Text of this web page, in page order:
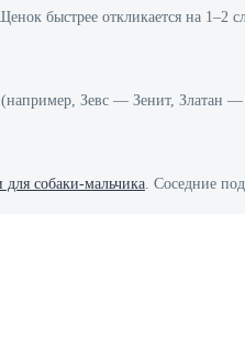
быстрее откликается на 1–2
Зевс — Зенит,
для собаки-мальчика . Соседние